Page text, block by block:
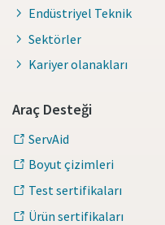
Endüstriyel Teknik
Sektörler
Kariyer olanakları
Araç Desteği
ServAid
Boyut çizimleri
Test sertifikaları
Ürün sertifikaları